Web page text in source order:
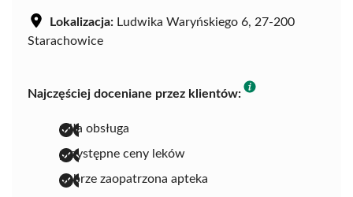
Lokalizacja: Ludwika Waryńskiego 6, 27-200
Starachowice
Najczęściej doceniane przez klientów:
miła obsługa
przystępne ceny leków
dobrze zaopatrzona apteka